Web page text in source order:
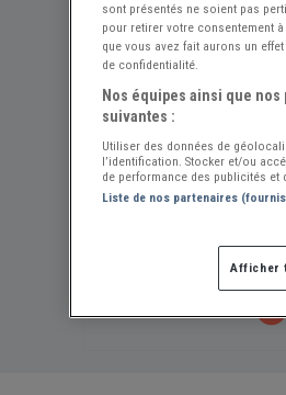
Association Loi 1901
Activités: Balade
Siège social situé sur la
sont présentés ne soient pas
pour retirer votre consentement
que vous avez fait aurons un
de confidentialité.
Nos équipes ainsi que
suivantes :
Utiliser des données de
l’identification. Stocker et/ou
de performance des publicités et
Liste de nos partenaires
Afficher